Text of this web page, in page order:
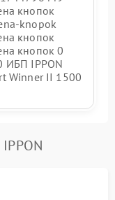
кнопок
knopok
кнопок
кнопок 0
ИБП IPPON
Winner II 1500